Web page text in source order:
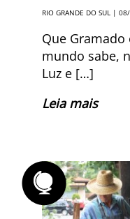
RIO GRANDE DO SUL |
Que
mundo sabe,
Luz e […]
Leia mais